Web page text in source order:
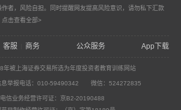
者，风险自担。同时提醒网友提高风险意识，请勿私下汇款
点击查看全部>
客服 商务 公众服务 App下载
年被上海证券交易所选为年度投资者教育训练网站
息举报电话：010-59490342 微信：524272835
信业务经营许可证：京B2-20190488